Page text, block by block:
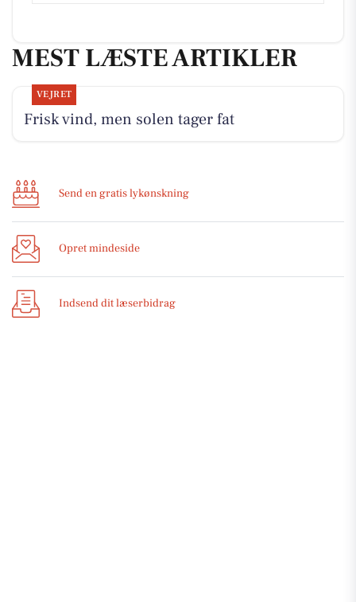
MEST LÆSTE ARTIKLER
VEJRET
Frisk vind, men solen tager fat
Send en gratis lykønskning
Opret mindeside
Indsend dit læserbidrag